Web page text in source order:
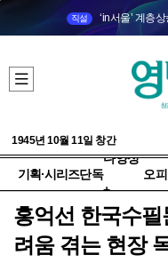
직설 ‘in서울’ 계층
1945년 10월 11일 창간
기획·시리즈단독
다양성
+
오
홍억선 한국수
려움 겪는 현장